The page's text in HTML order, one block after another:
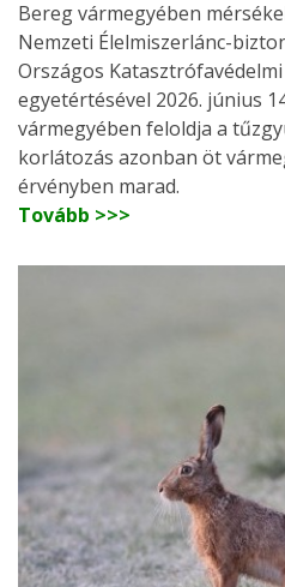
Bereg vármegyében
Nemzeti Élelmiszerlánc-
Országos
egyetértésével 2026. június
vármegyében feloldja a
korlátozás azonban öt
érvényben marad.
Tovább >>>